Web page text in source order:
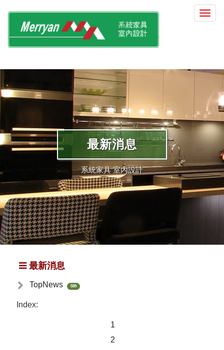
選
最新消息
系統家具 室內設計
最新消息
TopNews 589
Index:
1
2